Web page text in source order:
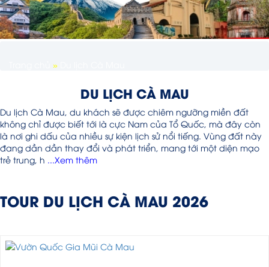
»
DU LỊCH CÀ MAU
Du lịch Cà Mau, du khách sẽ được chiêm ngưỡng miền đất
không chỉ được biết tới là cực Nam của Tổ Quốc, mà đây còn
là nơi ghi dấu của nhiều sự kiện lịch sử nổi tiếng. Vùng đất này
đang dần dần thay đổi và phát triển, mang tới một diện mạo
trẻ trung, h ...Xem thêm
TOUR DU LỊCH CÀ MAU 2026